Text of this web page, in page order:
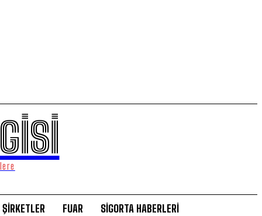
ŞİRKETLER FUAR SİGORTA HABERLERİ